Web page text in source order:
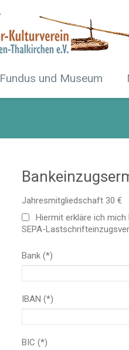
Fundus und Museum
Jahresmitgliedschaft 30 €
Hiermit erkläre ich mich
SEPA-
Bank (*)
IBAN (*)
BIC (*)